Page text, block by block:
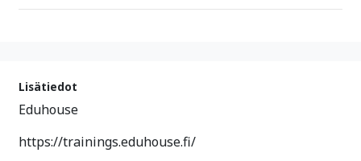
Lisätiedot
Eduhouse
https://trainings.eduhouse.fi/